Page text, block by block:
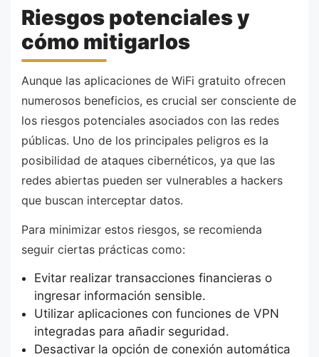
Riesgos potenciales y
cómo mitigarlos
Aunque las aplicaciones de WiFi gratuito ofrecen
numerosos beneficios, es crucial ser consciente de
los riesgos potenciales asociados con las redes
públicas. Uno de los principales peligros es la
posibilidad de ataques cibernéticos, ya que las
redes abiertas pueden ser vulnerables a hackers
que buscan interceptar datos.
Para minimizar estos riesgos, se recomienda
seguir ciertas prácticas como:
Evitar realizar transacciones financieras o
ingresar información sensible.
Utilizar aplicaciones con funciones de VPN
integradas para añadir seguridad.
Desactivar la opción de conexión automática